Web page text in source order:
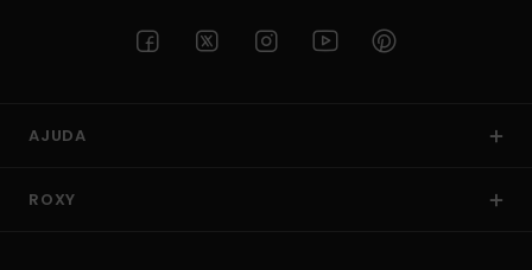
AJUDA
ROXY